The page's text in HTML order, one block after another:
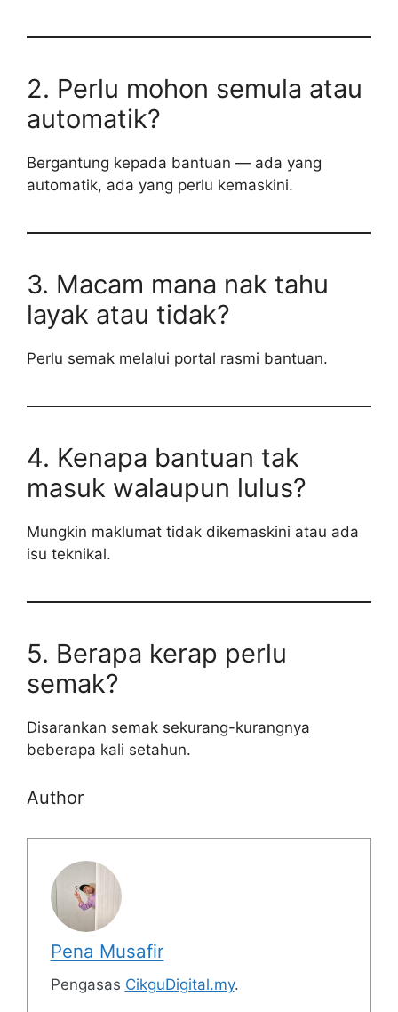
2. Perlu mohon semula atau
automatik?
Bergantung kepada bantuan — ada yang
automatik, ada yang perlu kemaskini.
3. Macam mana nak tahu
layak atau tidak?
Perlu semak melalui portal rasmi bantuan.
4. Kenapa bantuan tak
masuk walaupun lulus?
Mungkin maklumat tidak dikemaskini atau ada
isu teknikal.
5. Berapa kerap perlu
semak?
Disarankan semak sekurang-kurangnya
beberapa kali setahun.
Author
Pena Musafir
Pengasas CikguDigital.my.